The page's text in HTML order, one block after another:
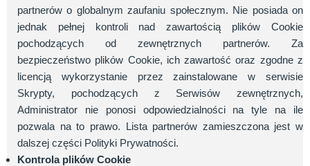
partnerów o globalnym zaufaniu społecznym. Nie posiada on
jednak pełnej kontroli nad zawartością plików Cookie
pochodzących od zewnętrznych partnerów. Za
bezpieczeństwo plików Cookie, ich zawartość oraz zgodne z
licencją wykorzystanie przez zainstalowane w serwisie
Skrypty, pochodzących z Serwisów zewnętrznych,
Administrator nie ponosi odpowiedzialności na tyle na ile
pozwala na to prawo. Lista partnerów zamieszczona jest w
dalszej części Polityki Prywatności.
Kontrola plików Cookie